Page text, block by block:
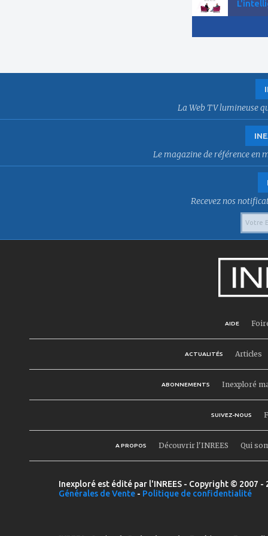
La Web TV lumineuse
Le magazine de référence en
Recevez nos
AIDE
ACTUALITÉS Articles
ABONNEMENTS Inexploré
SUIVEZ-NOUS
A PROPOS Découvrir l'INREES Qui
Inexploré est édité par l'INREES - Copyright © 2007
Générales de Vente - Politique de confidentialité